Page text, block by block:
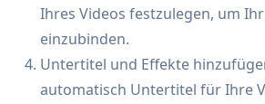
Ihres Videos festzulegen, um
einzubinden.
Untertitel und Effekte
automatisch Untertitel für Ihre